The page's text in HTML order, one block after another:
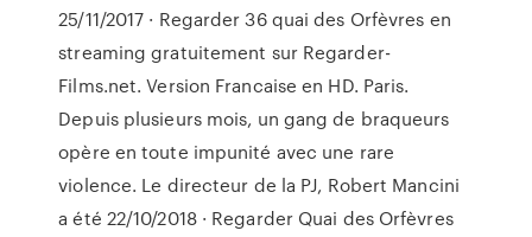
25/11/2017 · Regarder 36 quai des Orfèvres en
streaming gratuitement sur Regarder-
Films.net. Version Francaise en HD. Paris.
Depuis plusieurs mois, un gang de braqueurs
opère en toute impunité avec une rare
violence. Le directeur de la PJ, Robert Mancini
a été 22/10/2018 · Regarder Quai des Orfèvres